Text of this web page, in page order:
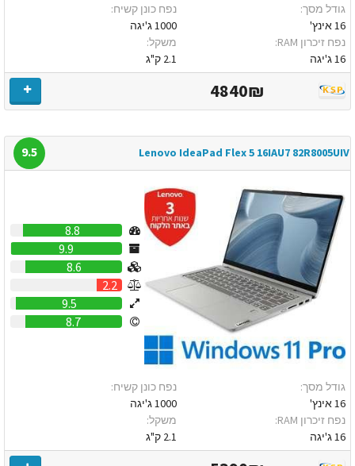
גודל מסך:
16 אינץ'
נפח זיכרון RAM:
16 ג'יגה
נפח כונן קשיח:
1000 ג'יגה
משקל:
2.1 ק"ג
4840₪
Lenovo IdeaPad Flex 5 16IAU7 82R8005UIV
9.5
8.8
9.9
8.6
2.2
9.5
8.7
גודל מסך:
16 אינץ'
נפח זיכרון RAM:
16 ג'יגה
נפח כונן קשיח:
1000 ג'יגה
משקל:
2.1 ק"ג